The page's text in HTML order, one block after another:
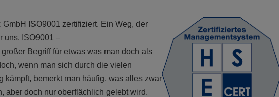
ISO9001 zertifiziert. Ein Weg, der
uns. ISO9001 –
Begriff für etwas was man doch als
wenn man sich durch die vielen
kämpft, bemerkt man häufig, was alles zwar
aber doch nur oberflächlich gelebt wird.